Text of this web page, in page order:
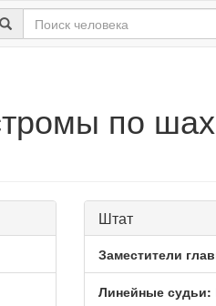
по
Штат
Заместители
Линейные судьи: